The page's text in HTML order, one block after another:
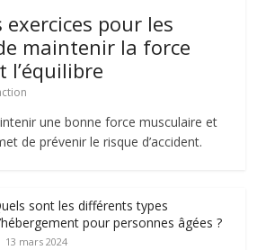
pour les
maintenir la force
l’équilibre
une bonne force musculaire et
de prévenir le risque d’accident.
sont les différents types
pour personnes âgées ?
13 mars 2024